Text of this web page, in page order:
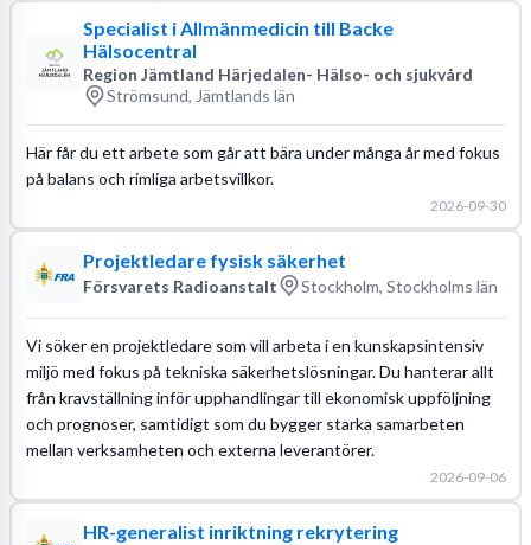
Specialist i Allmänmedicin till Backe
Hälsocentral
Region Jämtland Härjedalen- Hälso- och sjukvård
Strömsund, Jämtlands län
Här får du ett arbete som går att bära under många år med fokus
på balans och rimliga arbetsvillkor.
2026-09-30
Projektledare fysisk säkerhet
Försvarets Radioanstalt Stockholm, Stockholms län
Vi söker en projektledare som vill arbeta i en kunskapsintensiv
miljö med fokus på tekniska säkerhetslösningar. Du hanterar allt
från kravställning inför upphandlingar till ekonomisk uppföljning
och prognoser, samtidigt som du bygger starka samarbeten
mellan verksamheten och externa leverantörer.
2026-09-06
HR-generalist inriktning rekrytering